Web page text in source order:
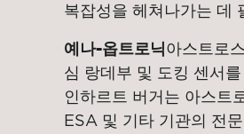
복잡성을 헤쳐나가는 데
예나-옵트로닉아스트로
심 랑데부 및 도킹 센서
인하르트 버거는 아스트
ESA 및 기타 기관의 전